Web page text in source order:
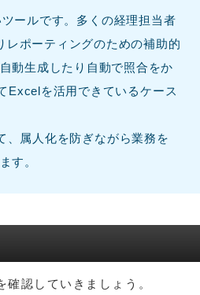
ールです。多くの経理担当者
ポーティングのための補助的
動生成したり自動で照合をか
Excelを活用できているケース
属人化を防ぎながら業務を
す。
認していきましょう。